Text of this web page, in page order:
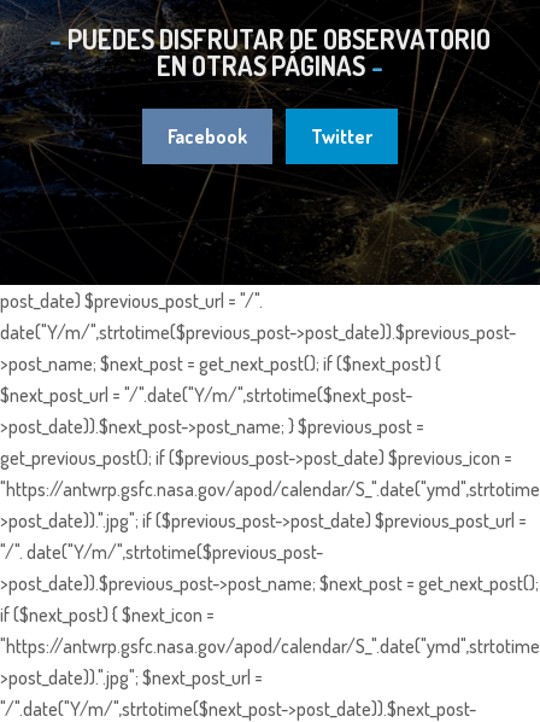
PUEDES DISFRUTAR DE OBSERVATORIO
EN OTRAS PÁGINAS
Facebook Twitter
post_date) $previous_post_url = "/".
date("Y/m/",strtotime($previous_post->post_date)).$previous_post-
>post_name; $next_post = get_next_post(); if ($next_post) {
$next_post_url = "/".date("Y/m/",strtotime($next_post-
>post_date)).$next_post->post_name; } $previous_post =
get_previous_post(); if ($previous_post->post_date) $previous_icon =
"https://antwrp.gsfc.nasa.gov/apod/calendar/
>post_date)).".jpg"; if ($previous_post->post_date) $previous_post_url =
"/". date("Y/m/",strtotime($previous_post-
>post_date)).$previous_post->post_name; $next_post = get_next_post();
if ($next_post) { $next_icon =
"https://antwrp.gsfc.nasa.gov/apod/calendar/
>post_date)).".jpg"; $next_post_url =
"/".date("Y/m/",strtotime($next_post->post_date)).$next_post-